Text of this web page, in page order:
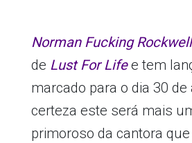
Norman Fucking Rockwell
de Lust For Lifee tem
marcado para o dia 30 de
certeza este será mais
primoroso da cantora